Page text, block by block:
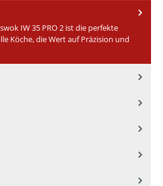
IW 35 PRO 2 ist die perfekte
Köche, die Wert auf Präzision und